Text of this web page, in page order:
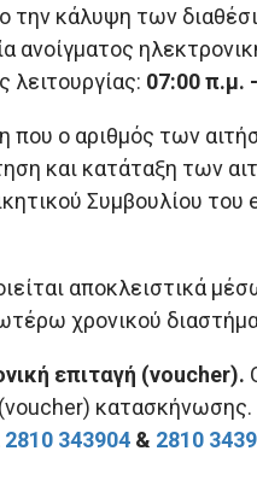
την κάλυψη των
ανοίγματος
λειτουργίας: 07:00 π.μ.
που ο αριθμός των
και κατάταξη των
Συμβουλίου
αποκλειστικά
χρονικού
επιταγή (voucher).
κατασκήνωσης.
2810 343904 & 2810